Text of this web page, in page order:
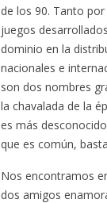
de los 90. Tanto
juegos
dominio en la
nacionales e
son dos nombres
la chavalada de la
es más
que es común,
Nos encontramos
dos amigos